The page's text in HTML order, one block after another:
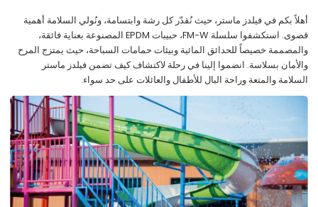
أهلاً بكم في فيلدز ماستر، حيث نُقدّر كل رشة وابتسامة، ونُولي السلامة أهمية
قصوى. استكشفوا سلسلة FM-W، حبيبات EPDM المصنوعة بعناية فائقة،
والمصممة خصيصاً للحدائق المائية وبيئات حمامات السباحة، حيث يمتزج المرح
والأمان بسلاسة. انضموا إلينا في رحلة لاكتشاف كيف تضمن فيلدز ماستر
السلامة والمتعة وراحة البال للأطفال والعائلات على حد سواء.